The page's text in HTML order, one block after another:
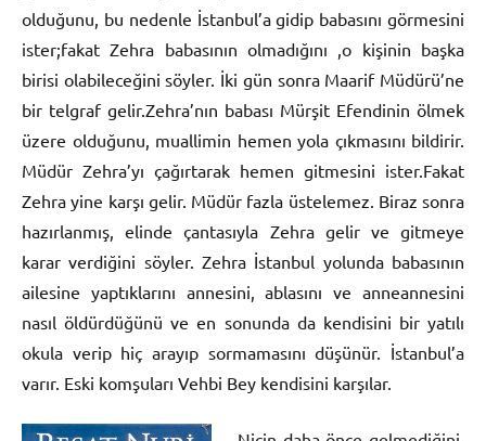
olduğunu, bu nedenle İstanbul’a gidip babasını görmesini
ister;fakat Zehra babasının olmadığını ,o kişinin başka
birisi olabileceğini söyler. İki gün sonra Maarif Müdürü’ne
bir telgraf gelir.Zehra’nın babası Mürşit Efendinin ölmek
üzere olduğunu, muallimin hemen yola çıkmasını bildirir.
Müdür Zehra’yı çağırtarak hemen gitmesini ister.Fakat
Zehra yine karşı gelir. Müdür fazla üstelemez. Biraz sonra
hazırlanmış, elinde çantasıyla Zehra gelir ve gitmeye
karar verdiğini söyler. Zehra İstanbul yolunda babasının
ailesine yaptıklarını annesini, ablasını ve anneannesini
nasıl öldürdüğünü ve en sonunda da kendisini bir yatılı
okula verip hiç arayıp sormamasını düşünür. İstanbul’a
varır. Eski komşuları Vehbi Bey kendisini karşılar.